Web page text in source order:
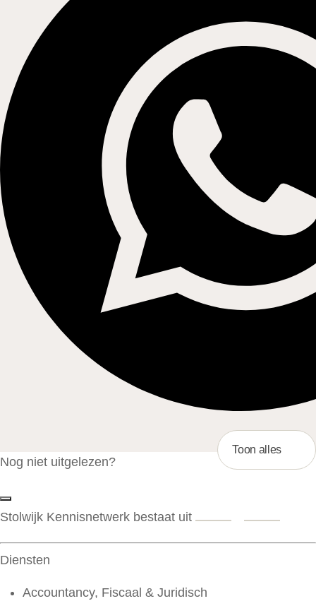
Nog niet uitgelezen?
Toon alles
Stolwijk Kennisnetwerk bestaat uit
Diensten
Accountancy, Fiscaal & Juridisch